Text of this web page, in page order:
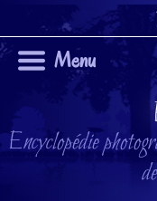
Menu
Encyclopédie